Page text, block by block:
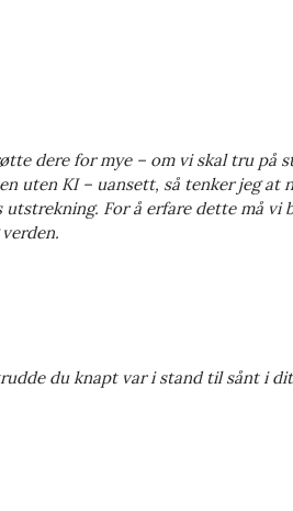
dere for mye – om vi skal tru på
uten KI – uansett, så tenker jeg at
For å erfare dette må vi
du knapt var i stand til sånt i